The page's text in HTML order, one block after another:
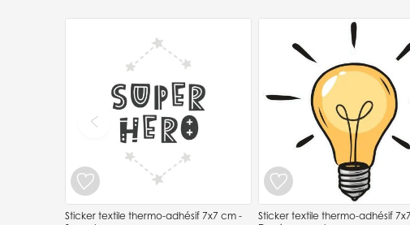
Press to skip carousel
Sticker textile thermo-adhésif 7x7 cm -
Sticker textile thermo-adhésif 7x7 cm -